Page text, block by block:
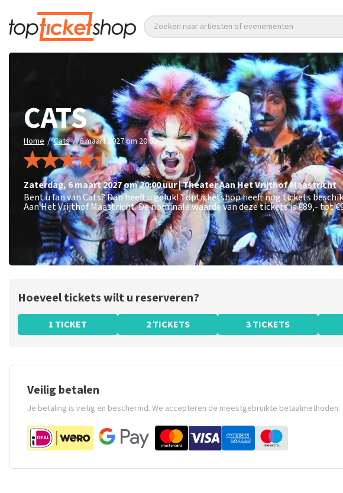
Zoeken naar artiesten of evenementen
CATS
Home / Cats / 6 maart 2027 om 20:00
zaterdag,6 maart 2027 om 20:00uur|Theater Aan Het VrijthofMaastricht
Bent u fan van Cats? Dan heeft u geluk! Topticketshop heeft nog tickets
Aan Het Vrijthof Maastricht. De nominale waarde van deze tickets is€89,- tot
Hoeveel tickets wilt u reserveren?
1 TICKET 2 TICKETS 3 TICKETS
Veilig betalen
Je betaling is veilig en beschermd. We accepteren de meestgebruikte betaalmethoden.